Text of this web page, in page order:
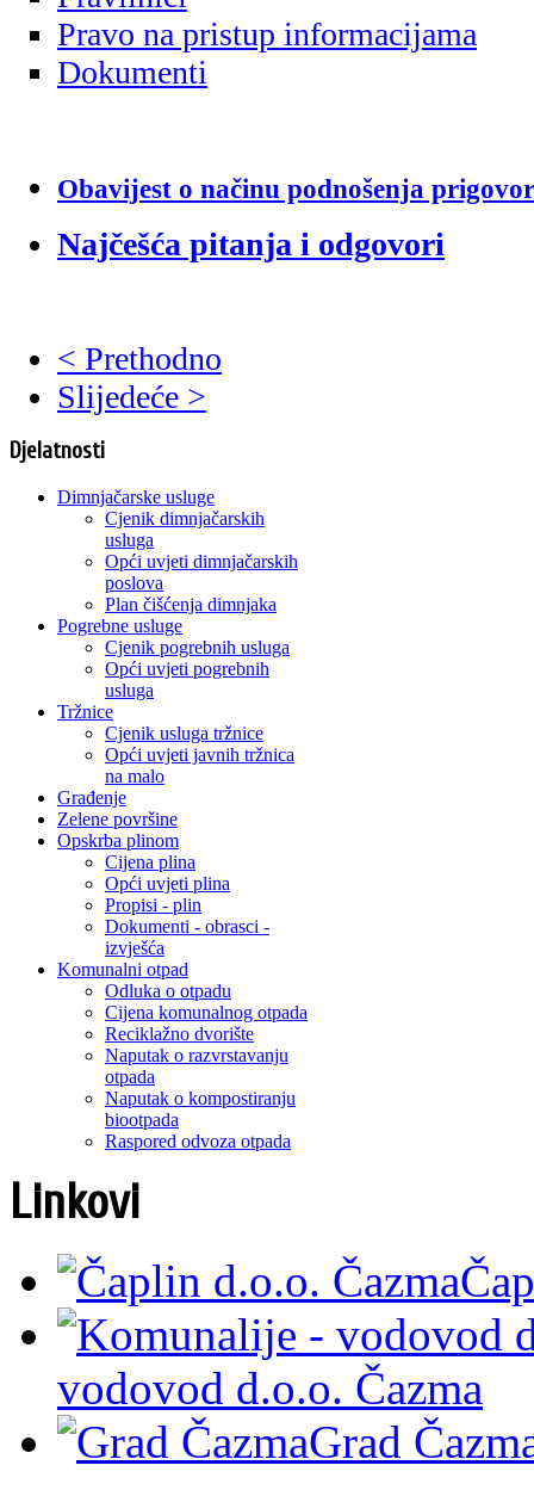
Pravo na pristup informacijama
Dokumenti
Obavijest o načinu podnošenja
Najčešća pitanja i odgovori
< Prethodno
Slijedeće >
Djelatnosti
Dimnjačarske usluge
Cjenik dimnjačarskih
usluga
Opći uvjeti dimnjačarskih
poslova
Plan čišćenja dimnjaka
Pogrebne usluge
Cjenik pogrebnih usluga
Opći uvjeti pogrebnih
usluga
Tržnice
Cjenik usluga tržnice
Opći uvjeti javnih tržnica
na malo
Građenje
Zelene površine
Opskrba plinom
Cijena plina
Opći uvjeti plina
Propisi - plin
Dokumenti - obrasci -
izvješća
Komunalni otpad
Odluka o otpadu
Cijena komunalnog otpada
Reciklažno dvorište
Naputak o razvrstavanju
otpada
Naputak o kompostiranju
biootpada
Raspored odvoza otpada
Linkovi
vodovod d.o.o. Čazma
Grad